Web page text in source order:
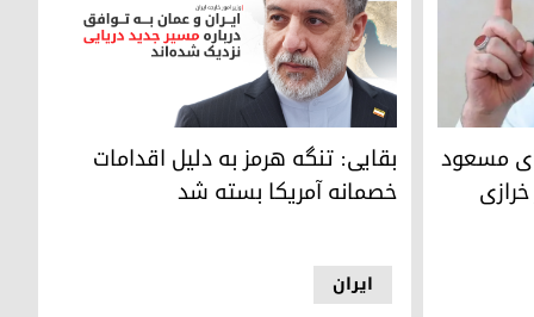
استعفای مسعود بقایی: تنگه هرمز به دلیل اقدامات خصمانه‌
ایران
بقایی: تنگه هرمز به دلیل اقدامات
خصمانه‌ آمریکا بسته شد